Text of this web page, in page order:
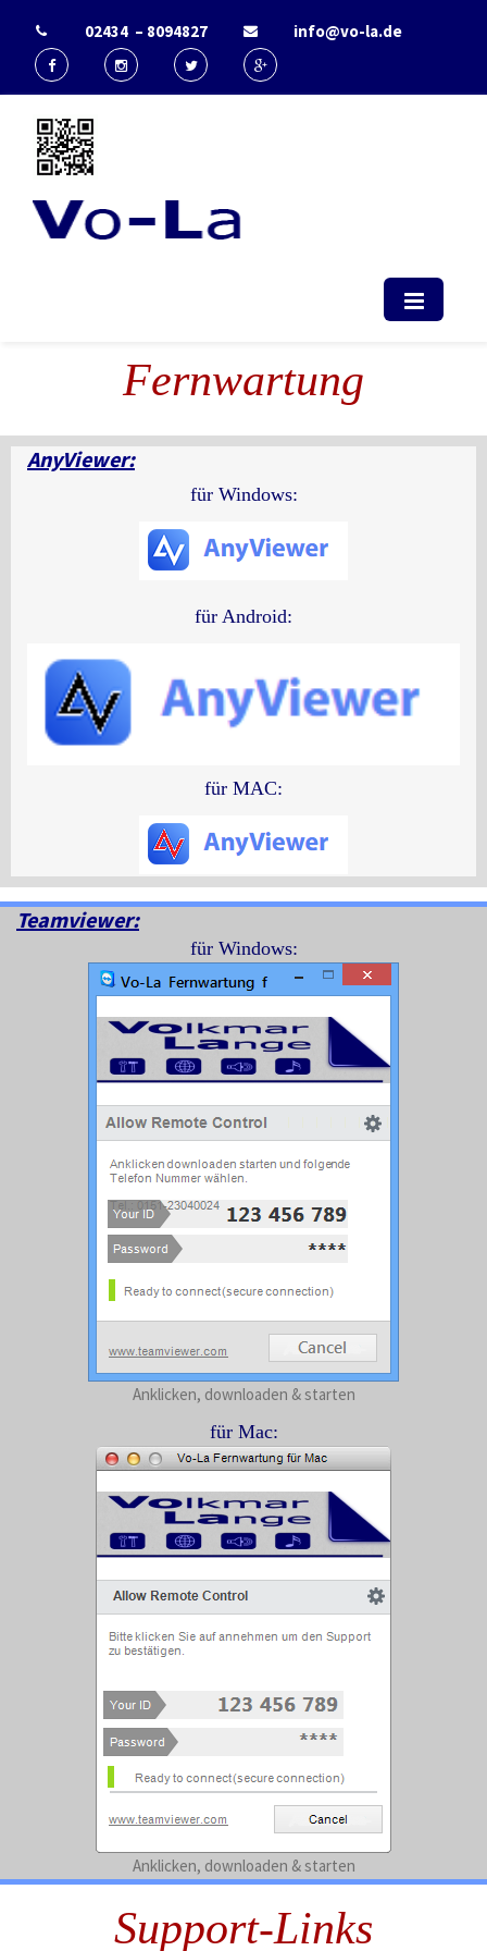
02434 – 8094827 info@vo-la.de
Fernwartung
AnyViewer:
für Windows:
für Android:
für MAC:
Teamviewer:
für Windows:
Anklicken, downloaden & starten
für Mac:
Anklicken, downloaden & starten
Support-Links